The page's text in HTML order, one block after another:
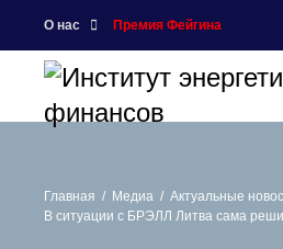
О нас Премия Фейгина
Главная Медиа
Актуальные
В ситуации с БРЭЛЛ Литва сама